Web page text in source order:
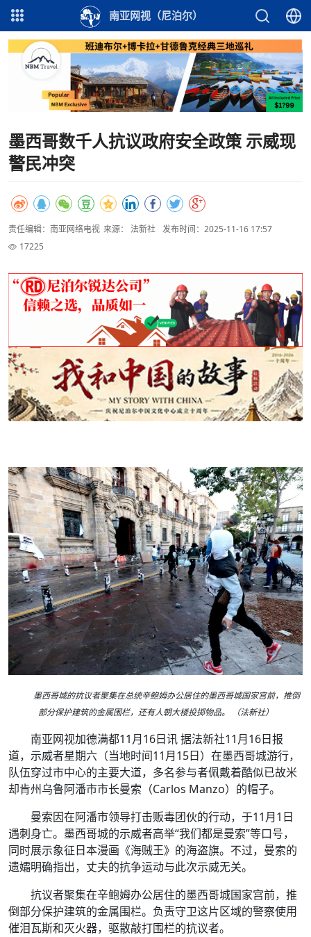
南亚网视（尼泊尔）
墨西哥数千人抗议政府安全政策 示威现
警民冲突
责任编辑：南亚网络电视 来源： 法新社 发布时间：2025-11-16 17:57
17225
墨西哥城的抗议者聚集在总统辛鲍姆办公居住的墨西哥城国家宫前，推倒
部分保护建筑的金属围栏，还有人朝大楼投掷物品。 （法新社）
南亚网视加德满都11月16日讯 据法新社11月16日报
道，示威者星期六（当地时间11月15日）在墨西哥城游行，
队伍穿过市中心的主要大道，多名参与者佩戴着酷似已故米
却肯州乌鲁阿潘市市长曼索（Carlos Manzo）的帽子。
曼索因在阿潘市领导打击贩毒团伙的行动，于11月1日
遇刺身亡。墨西哥城的示威者高举“我们都是曼索”等口号，
同时展示象征日本漫画《海贼王》的海盗旗。不过，曼索的
遗孀明确指出，丈夫的抗争运动与此次示威无关。
抗议者聚集在辛鲍姆办公居住的墨西哥城国家宫前，推
倒部分保护建筑的金属围栏。负责守卫这片区域的警察使用
催泪瓦斯和灭火器，驱散敲打围栏的抗议者。